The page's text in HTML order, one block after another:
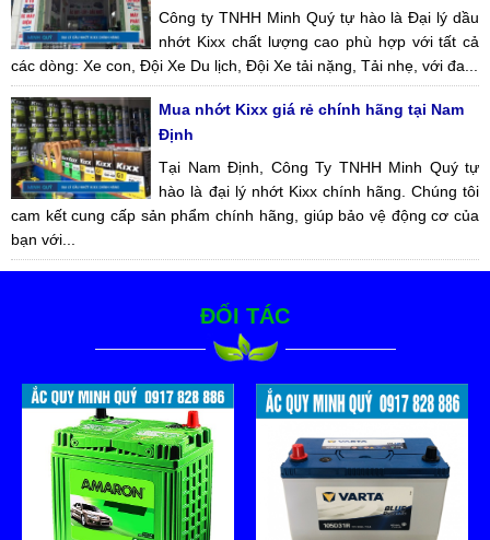
Công ty TNHH Minh Quý tự hào là Đại lý dầu
nhớt Kixx chất lượng cao phù hợp với tất cả
các dòng: Xe con, Đội Xe Du lịch, Đội Xe tải nặng, Tải nhẹ, với đa...
Mua nhớt Kixx giá rẻ chính hãng tại Nam
Định
Tại Nam Định, Công Ty TNHH Minh Quý tự
hào là đại lý nhớt Kixx chính hãng. Chúng tôi
cam kết cung cấp sản phẩm chính hãng, giúp bảo vệ động cơ của
bạn với...
ĐỐI TÁC